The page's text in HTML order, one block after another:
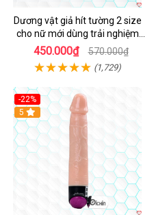
Dương vật giả hít tường 2 size
cho nữ mới dùng trải nghiệm
thật
450.000₫ 570.000₫
(1,729)
-22%
Hot
5